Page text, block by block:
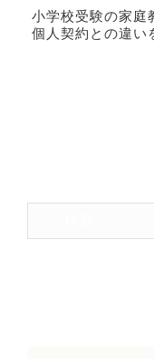
小学校受験の家庭
個人契約との違い
索: